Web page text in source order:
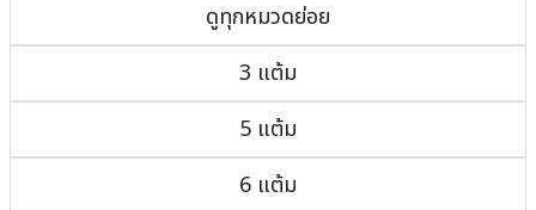
ดูทุกหมวดย่อย
3 แต้ม
5 แต้ม
6 แต้ม